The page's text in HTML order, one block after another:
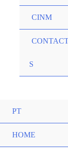
CINM
S
PT
HOME